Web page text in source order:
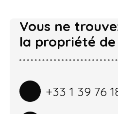
Vous ne
la propriété de
+33 1 39 76